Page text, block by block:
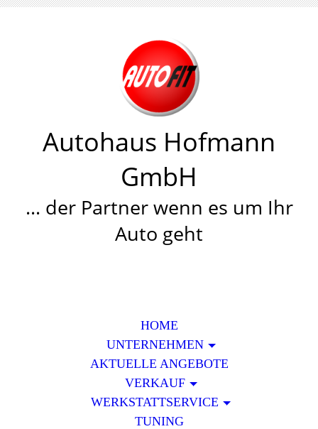
Autohaus Hofmann
GmbH
… der Partner wenn es um Ihr
Auto geht
HOME
UNTERNEHMEN
AKTUELLE ANGEBOTE
VERKAUF
WERKSTATTSERVICE
TUNING